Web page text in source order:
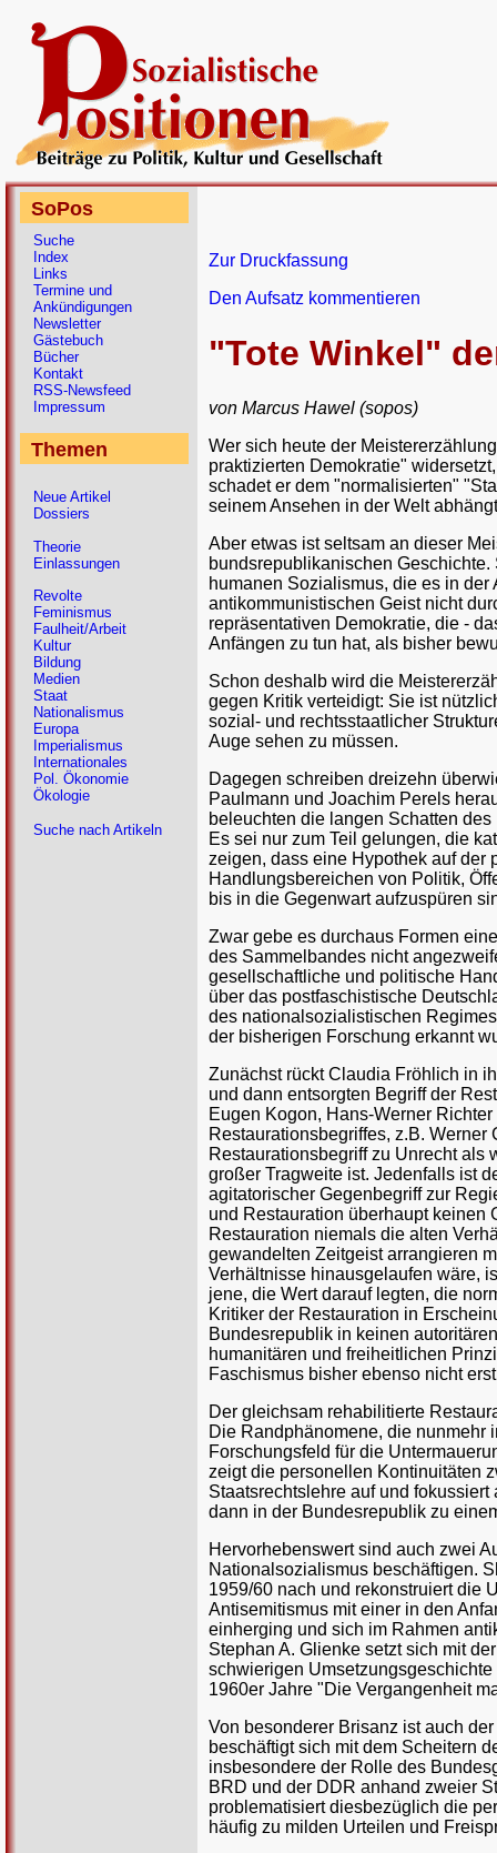
Zur Druckfassung
Den Aufsatz kommentieren
"Tote Winkel"
von Marcus Hawel (sopos)
Wer sich heute der
praktizierten Demokratie"
schadet er dem "normalisierten"
seinem Ansehen in der Welt
Aber etwas ist seltsam an dieser
bundsrepublikanischen
humanen Sozialismus, die es in
antikommunistischen Geist nicht
repräsentativen Demokratie, die -
Anfängen zu tun hat, als bisher
Schon deshalb wird die
gegen Kritik verteidigt: Sie ist
sozial- und rechtsstaatlicher
Auge sehen zu müssen.
Dagegen schreiben dreizehn
Paulmann und Joachim Perels
beleuchten die langen Schatten
Es sei nur zum Teil gelungen, die
zeigen, dass eine Hypothek auf der
Handlungsbereichen von Politik,
bis in die Gegenwart aufzuspüren
Zwar gebe es durchaus Formen
des Sammelbandes nicht
gesellschaftliche und politische
über das postfaschistische
des nationalsozialistischen
der bisherigen Forschung erkannt
Zunächst rückt Claudia Fröhlich in
und dann entsorgten Begriff der
Eugen Kogon, Hans-Werner
Restaurationsbegriffes, z.B.
Restaurationsbegriff zu Unrecht
großer Tragweite ist. Jedenfalls ist
agitatorischer Gegenbegriff zur
und Restauration überhaupt keinen
Restauration niemals die alten
gewandelten Zeitgeist arrangieren
Verhältnisse hinausgelaufen wäre,
jene, die Wert darauf legten, die
Kritiker der Restauration in
Bundesrepublik in keinen
humanitären und freiheitlichen
Faschismus bisher ebenso nicht
Der gleichsam rehabilitierte
Die Randphänomene, die nunmehr
Forschungsfeld für die
zeigt die personellen Kontinuitäten
Staatsrechtslehre auf und
dann in der Bundesrepublik zu
Hervorhebenswert sind auch zwei
Nationalsozialismus beschäftigen.
1959/60 nach und rekonstruiert die
Antisemitismus mit einer in den
einherging und sich im Rahmen
Stephan A. Glienke setzt sich mit
schwierigen
1960er Jahre "Die Vergangenheit
Von besonderer Brisanz ist auch
beschäftigt sich mit dem Scheitern
insbesondere der Rolle des
BRD und der DDR anhand zweier
problematisiert diesbezüglich die
häufig zu milden Urteilen und
SoPos
Suche
Index
Links
Termine und
Ankündigungen
Newsletter
Gästebuch
Bücher
Kontakt
RSS-Newsfeed
Impressum
Themen
Neue Artikel
Dossiers
Theorie
Einlassungen
Revolte
Feminismus
Faulheit/Arbeit
Kultur
Bildung
Medien
Staat
Nationalismus
Europa
Imperialismus
Internationales
Pol. Ökonomie
Ökologie
Suche nach Artikeln